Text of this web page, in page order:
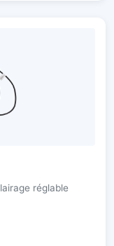
réglable